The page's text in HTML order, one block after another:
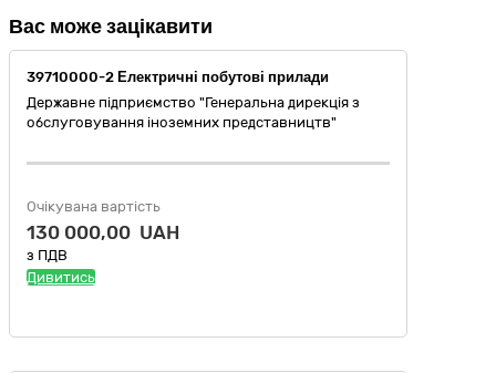
Вас може зацікавити
39710000-2 Електричні побутові прилади
Державне підприємство "Генеральна дирекція з
обслуговування іноземних представництв"
Очікувана вартість
130 000,00 UAH
з ПДВ
Дивитись